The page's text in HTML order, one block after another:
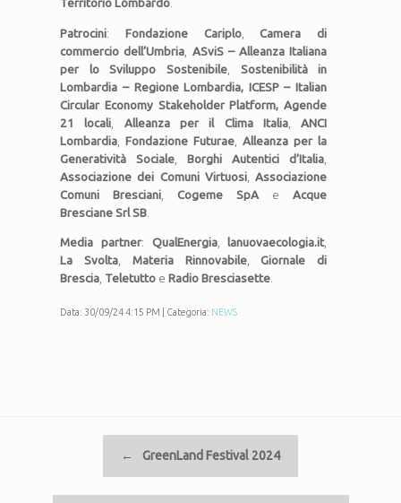
Territorio Lombardo.
Patrocini: Fondazione Cariplo,Camera di
commercio dell’Umbria ASviS – Alleanza Italiana
per lo Sviluppo Sostenibile,
Sostenibilità in
Lombardia – Regione Lombardia, ICESP – Italian
Circular Economy Stakeholder Platform, Agende
21 locali
Alleanza per il Clima Italia,ANCI
Lombardia ,Fondazione Futurae ,Alleanza per la
Generatività Sociale ,Borghi Autentici d’Italia
Associazione dei Comuni Virtuosi,Associazione
Comuni Bresciani ,Cogeme SpA e Acque
Bresciane Srl SB
Media partner: QualEnergia,lanuovaecologia.it,
La Svolta, Materia Rinnovabile,Giornale di
Brescia, Teletutto e Radio Bresciasette.
Data: 30/09/24 4:15 PM | Categoria: NEWS
Navigazione articolo
←
GreenLand Festival 2024